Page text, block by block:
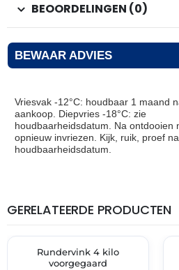
BEOORDELINGEN (0)
BEWAAR ADVIES
Vriesvak -12°C: houdbaar 1 maand
aankoop. Diepvries -18°C: zie
houdbaarheidsdatum. Na ontdooien
opnieuw invriezen. Kijk, ruik, proef
houdbaarheidsdatum.
GERELATEERDE PRODUCTEN
🔥 OP=OP
THT:
12-
Rundervink 4 kilo
voorgegaard